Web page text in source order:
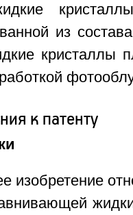
из
кристаллы
к патенту
изобретение